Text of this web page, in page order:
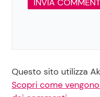
Questo sito utilizza
Scopri come